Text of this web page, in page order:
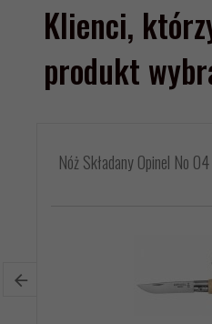
Klienci,
produkt
Nóż Składany Opinel No